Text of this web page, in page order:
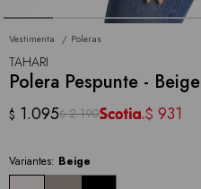
Vestimenta Poleras
TAHARI
Polera Pespunte - Beige
$ 1.095$ 2.190 $ 931
Variantes: Beige